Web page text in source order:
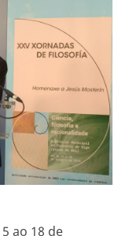
ao 18 de